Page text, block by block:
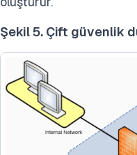
Şekil 5. Çift güvenlik